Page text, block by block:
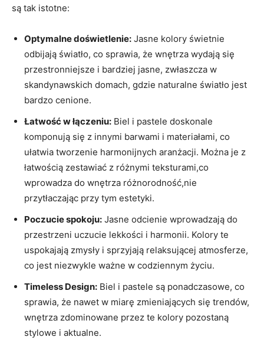
są tak istotne:
Optymalne doświetlenie: Jasne kolory świetnie
odbijają światło, co sprawia, że wnętrza wydają się
przestronniejsze i bardziej jasne, zwłaszcza w
skandynawskich domach, gdzie naturalne światło jest
bardzo cenione.
Łatwość w łączeniu: Biel i pastele doskonale
komponują się z innymi barwami i materiałami, co
ułatwia tworzenie harmonijnych aranżacji. Można je z
łatwością zestawiać z różnymi teksturami,co
wprowadza do wnętrza różnorodność,nie
przytłaczając przy tym estetyki.
Poczucie spokoju: Jasne odcienie wprowadzają do
przestrzeni uczucie lekkości i harmonii. Kolory te
uspokajają zmysły i sprzyjają relaksującej atmosferze,
co jest niezwykle ważne w codziennym życiu.
Timeless Design: Biel i pastele są ponadczasowe, co
sprawia, że nawet w miarę zmieniających się trendów,
wnętrza zdominowane przez te kolory pozostaną
stylowe i aktualne.